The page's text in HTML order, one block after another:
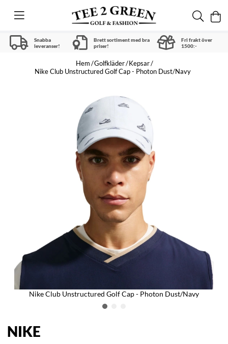
Snabba
leveranser!
Brett sortiment med bra
priser!
Fri frakt över
1500:-
Hem Golfkläder Kepsar
Nike Club Unstructured Golf Cap - Photon Dust/Navy
Nike Club Unstructured Golf Cap - Photon Dust/Navy
NIKE